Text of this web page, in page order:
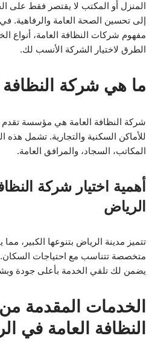
المنزل أو المكتب لا يقتصر فقط على
إلى تحسين الصحة العامة والرفاهية.
مفهوم شركات النظافة العامة، أنواع
الطرق لاختيار الشركة الأنسب لك.
ما هي شركة النظافة
شركة النظافة العامة هي مؤسسة تقدم
للأماكن السكنية والتجارية. تشمل هذه
المكاتب، السجاد، والمرافق العامة.
أهمية اختيار شركة
الرياض
تتميز مدينة الرياض بتنوعها الكبير،
متخصصة تتناسب مع احتياجات السكان.
يضمن لك تلقي الخدمة بأعلى جودة
الخدمات المقدمة
النظافة العامة في